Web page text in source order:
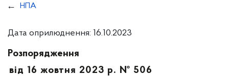
НПА
Дата оприлюднення: 16.10.2023
Розпорядження
від 16 жовтня 2023 р. № 506